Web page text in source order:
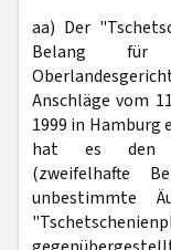
aa) Der
Belang für
Anschläge vom
1999 in Hamburg
hat es den
(zweifelhafte
unbestimmte